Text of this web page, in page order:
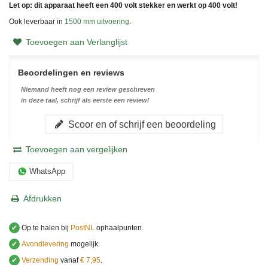
Let op: dit apparaat heeft een 400 volt stekker en werkt op 400 volt!
Ook leverbaar in 1500 mm uitvoering
Toevoegen aan Verlanglijst
Beoordelingen en reviews
Niemand heeft nog een review geschreven
in deze taal, schrijf als eerste een review!
Scoor en of schrijf een beoordeling
Toevoegen aan vergelijken
WhatsApp
Afdrukken
✔ Op te halen bij PostNL ophaalpunten.
✔ Avondlevering mogelijk.
✔ Verzending vanaf€ 7,95